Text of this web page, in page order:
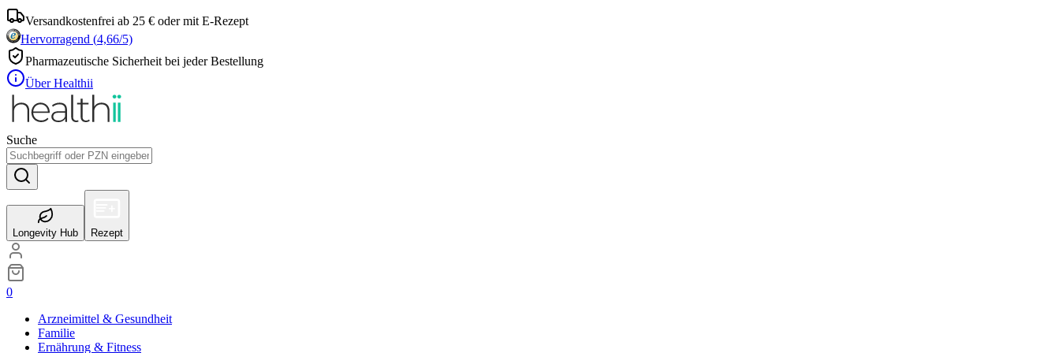
Versandkostenfrei ab 25 € oder mit E-Rezept
Hervorragend (4,66/5)
Pharmazeutische Sicherheit bei jeder Bestellung
Über Healthii
Suche
Longevity Hub Rezept
0
Arzneimittel & Gesundheit
Familie
Ernährung & Fitness